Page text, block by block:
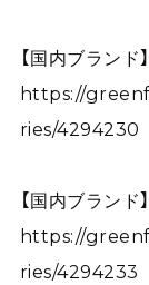
【国内ブランド
https://
ries/4294230
【国内ブラン
https://
ries/4294233